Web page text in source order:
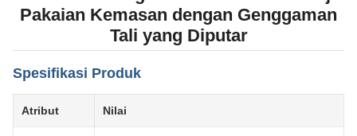
Pakaian Kemasan dengan Genggaman
Tali yang Diputar
Spesifikasi Produk
Atribut Nilai